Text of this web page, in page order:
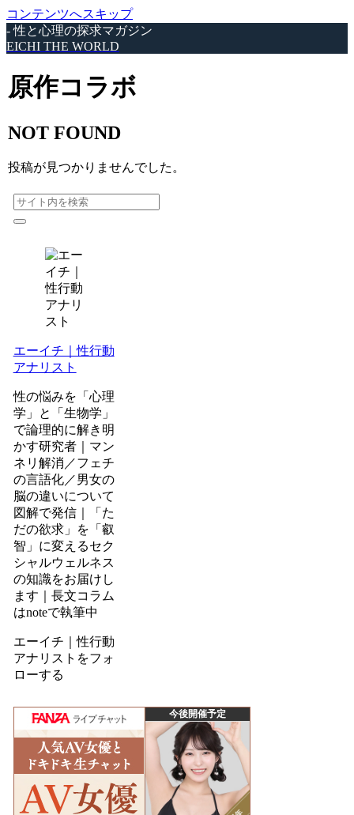
コンテンツへスキップ
- 性と心理の探求マガジン
EICHI THE WORLD
原作コラボ
NOT FOUND
投稿が見つかりませんでした。
エーイチ｜性行動
アナリスト
性の悩みを「心理
学」と「生物学」
で論理的に解き明
かす研究者｜マン
ネリ解消／フェチ
の言語化／男女の
脳の違いについて
図解で発信｜「た
だの欲求」を「叡
智」に変えるセク
シャルウェルネス
の知識をお届けし
ます｜長文コラム
はnoteで執筆中
エーイチ｜性行動
アナリストをフォ
ローする